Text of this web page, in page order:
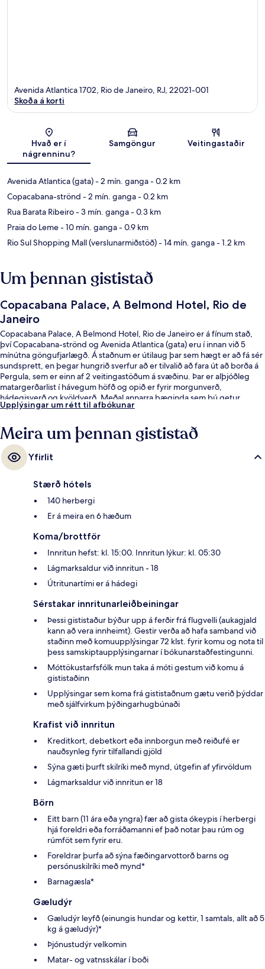
Kort
Avenida Atlantica 1702, Rio de Janeiro, RJ, 22021-001
Skoða á korti
Hvað er í
nágrenninu?
Samgöngur Veitingastaðir
Avenida Atlantica (gata)- 2 mín. ganga- 0.2 km
Copacabana-strönd - 2 mín. ganga- 0.2 km
Rua Barata Ribeiro- 3 mín. ganga- 0.3 km
Praia do Leme- 10 mín. ganga- 0.9 km
Rio Sul Shopping Mall (verslunarmiðstöð)- 14 mín. ganga- 1.2 km
Um þennan gististað
Copacabana Palace, A Belmond Hotel, Rio de
Janeiro
Copacabana Palace, A Belmond Hotel, Rio de Janeiro er á fínum stað,
því Copacabana-strönd og Avenida Atlantica (gata) eru í innan við 5
mínútna göngufjarlægð. Á staðnum er útilaug þar sem hægt er að fá sér
sundsprett, en þegar hungrið sverfur að er tilvalið að fara út að borða á
Pergula, sem er einn af 2 veitingastöðum á svæðinu. Þar er alþjóðleg
matargerðarlist í hávegum höfð og opið er fyrir morgunverð,
hádegisverð og kvöldverð. Meðal annarra þæginda sem þú getur
hlakkað til að njóta á þessu hóteli fyrir vandláta eru bar við
gestir hafa sagt okkur að þeir hafi verið sérstaklega sáttir við hjálpsamt
starfsfólk og ástand gististaðarins almennt. Gististaðurinn er stutt frá
almenningssamgöngum: Cardeal Arcoverde lestarstöðin er í 5 mínútna
göngufjarlægð.
Upplýsingar um rétt til afbókunar
Meira um þennan gististað
Yfirlit
Stærð hótels
140 herbergi
Er á meira en 6 hæðum
Koma/brottför
Innritun hefst: kl. 15:00. Innritun lýkur: kl. 05:30
Lágmarksaldur við innritun - 18
Útritunartími er á hádegi
Sérstakar innritunarleiðbeiningar
Þessi gististaður býður upp á ferðir frá flugvelli (aukagjald
kann að vera innheimt). Gestir verða að hafa samband við
staðinn með komuupplýsingar 72 klst. fyrir komu og nota til
þess samskiptaupplýsingarnar í bókunarstaðfestingunni.
Móttökustarfsfólk mun taka á móti gestum við komu á
gististaðinn
Upplýsingar sem koma frá gististaðnum gætu verið þýddar
með sjálfvirkum þýðingarhugbúnaði
Krafist við innritun
Kreditkort, debetkort eða innborgun með reiðufé er
nauðsynleg fyrir tilfallandi gjöld
Sýna gæti þurft skilríki með mynd, útgefin af yfirvöldum
Lágmarksaldur við innritun er 18
Börn
Eitt barn (11 ára eða yngra) fær að gista ókeypis í herbergi
hjá foreldri eða forráðamanni ef það notar þau rúm og
rúmföt sem fyrir eru.
Foreldrar þurfa að sýna fæðingarvottorð barns og
persónuskilríki með mynd*
Barnagæsla*
Gæludýr
Gæludýr leyfð (einungis hundar og kettir, 1 samtals, allt að 5
kg á gæludýr)*
Þjónustudýr velkomin
Matar- og vatnsskálar í boði